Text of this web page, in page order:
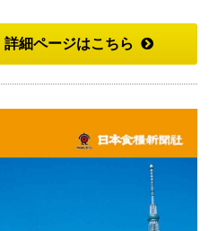
詳細ページはこちら